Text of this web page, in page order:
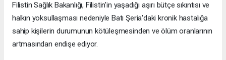
Filistin Sağlık Bakanlığı, Filistin'in yaşadığı aşırı bütçe sıkıntısı ve
halkın yoksullaşması nedeniyle Batı Şeria'daki kronik hastalığa
sahip kişilerin durumunun kötüleşmesinden ve ölüm oranlarının
artmasından endişe ediyor.